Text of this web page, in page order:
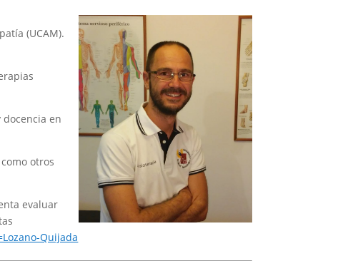
(UCAM).
en
otros
evaluar
Quijada